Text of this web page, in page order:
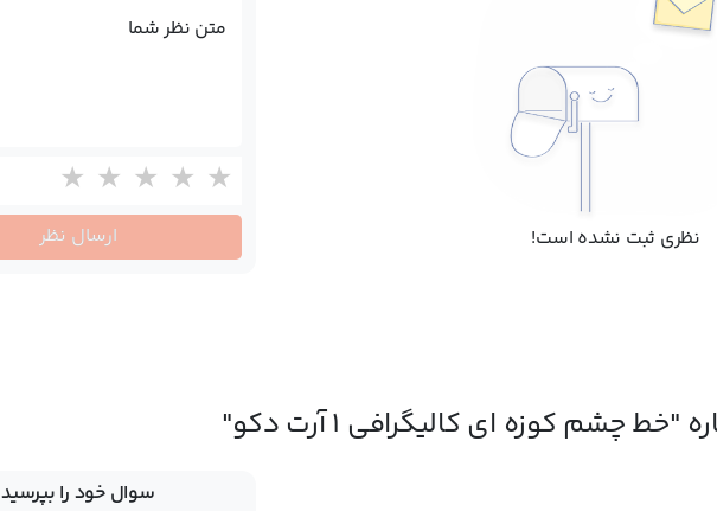
نظری ثبت نشده است!
متن نظر شما
ارسال نظر
"خط چشم کوزه ای کالیگرافی 1 آرت دکو"
سوال خود را بپرسید